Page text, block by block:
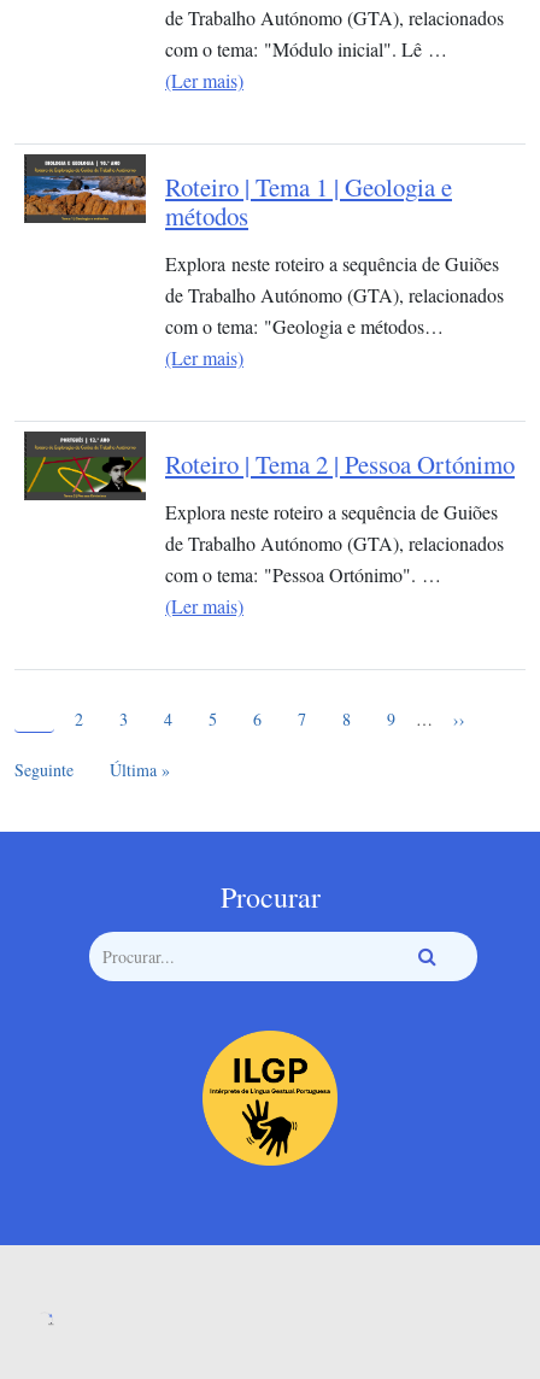
de Trabalho Autónomo (GTA), relacionados
com o tema: "Módulo inicial". Lê …
(Ler mais)
Roteiro | Tema 1 | Geologia e
métodos
Explora neste roteiro a sequência de Guiões
de Trabalho Autónomo (GTA), relacionados
com o tema: "Geologia e métodos…
(Ler mais)
Roteiro | Tema 2 | Pessoa Ortónimo
Explora neste roteiro a sequência de Guiões
de Trabalho Autónomo (GTA), relacionados
com o tema: "Pessoa Ortónimo". …
(Ler mais)
Page
2 Page
3 Page
4 Page
5 Page
6 Page
7 Page
8 Page
9 … Próxima
››
Seguinte Última página
Última »
Procurar